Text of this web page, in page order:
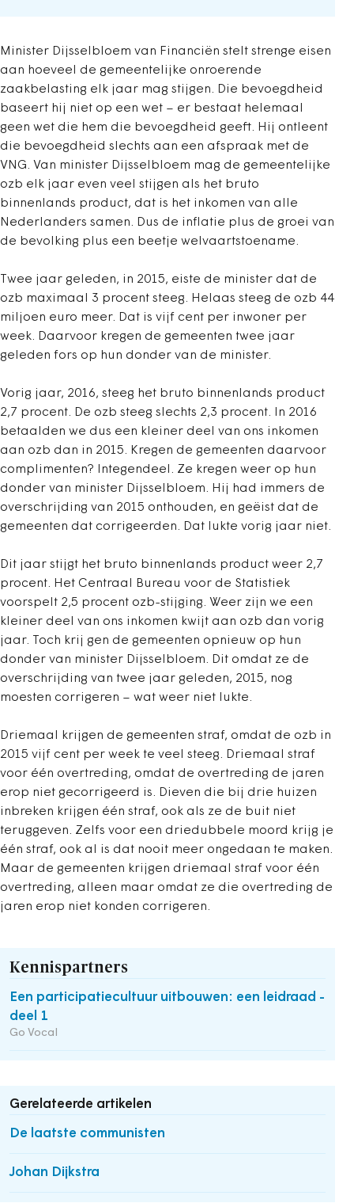
Minister Dijsselbloem van Financiën stelt strenge eisen
aan hoeveel de gemeentelijke onroerende
zaakbelasting elk jaar mag stijgen. Die bevoegdheid
baseert hij niet op een wet – er bestaat helemaal
geen wet die hem die bevoegdheid geeft. Hij ontleent
die bevoegdheid slechts aan een afspraak met de
VNG. Van minister Dijsselbloem mag de gemeentelijke
ozb elk jaar even veel stijgen als het bruto
binnenlands product, dat is het inkomen van alle
Nederlanders samen. Dus de inflatie plus de groei van
de bevolking plus een beetje welvaartstoename.
Twee jaar geleden, in 2015, eiste de minister dat de
ozb maximaal 3 procent steeg. Helaas steeg de ozb 44
miljoen euro meer. Dat is vijf cent per inwoner per
week. Daarvoor kregen de gemeenten twee jaar
geleden fors op hun donder van de minister.
Vorig jaar, 2016, steeg het bruto binnenlands product
2,7 procent. De ozb steeg slechts 2,3 procent. In 2016
betaalden we dus een kleiner deel van ons inkomen
aan ozb dan in 2015. Kregen de gemeenten daarvoor
complimenten? Integendeel. Ze kregen weer op hun
donder van minister Dijsselbloem. Hij had immers de
overschrijding van 2015 onthouden, en geëist dat de
gemeenten dat corrigeerden. Dat lukte vorig jaar niet.
Dit jaar stijgt het bruto binnenlands product weer 2,7
procent. Het Centraal Bureau voor de Statistiek
voorspelt 2,5 procent ozb-stijging. Weer zijn we een
kleiner deel van ons inkomen kwijt aan ozb dan vorig
jaar. Toch krij gen de gemeenten opnieuw op hun
donder van minister Dijsselbloem. Dit omdat ze de
overschrijding van twee jaar geleden, 2015, nog
moesten corrigeren – wat weer niet lukte.
Driemaal krijgen de gemeenten straf, omdat de ozb in
2015 vijf cent per week te veel steeg. Driemaal straf
voor één overtreding, omdat de overtreding de jaren
erop niet gecorrigeerd is. Dieven die bij drie huizen
inbreken krijgen één straf, ook als ze de buit niet
teruggeven. Zelfs voor een driedubbele moord krijg je
één straf, ook al is dat nooit meer ongedaan te maken.
Maar de gemeenten krijgen driemaal straf voor één
overtreding, alleen maar omdat ze die overtreding de
jaren erop niet konden corrigeren.
Kennispartners
Een participatiecultuur uitbouwen: een leidraad -
deel 1
Go Vocal
Gerelateerde artikelen
De laatste communisten
Johan Dijkstra